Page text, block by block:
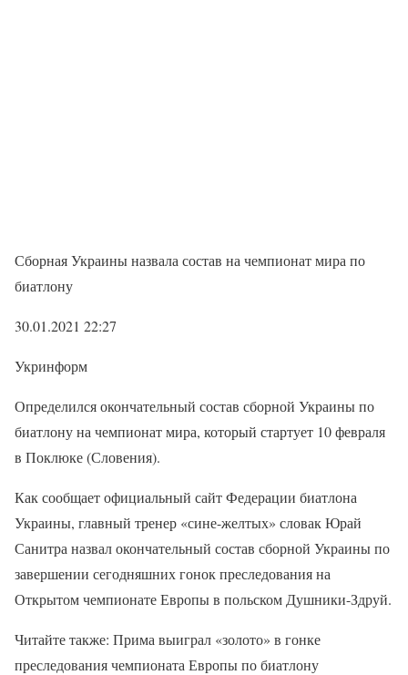
Сборная Украины назвала состав на чемпионат мира по
биатлону
30.01.2021 22:27
Укринформ
Определился окончательный состав сборной Украины по
биатлону на чемпионат мира, который стартует 10 февраля
в Поклюке (Словения).
Как сообщает официальный сайт Федерации биатлона
Украины, главный тренер «сине-желтых» словак Юрай
Санитра назвал окончательный состав сборной Украины по
завершении сегодняшних гонок преследования на
Открытом чемпионате Европы в польском Душники-Здруй.
Читайте также: Прима выиграл «золото» в гонке
преследования чемпионата Европы по биатлону